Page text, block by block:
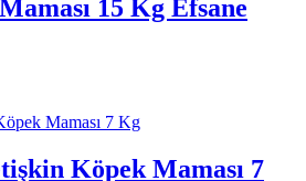
15 Kg Efsane
Köpek Maması 7